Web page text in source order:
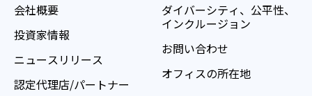
会社概要
投資家情報
ニュースリリース
認定代理店/パートナー
ダイバーシティ、公平性、
インクルージョン
お問い合わせ
オフィスの所在地